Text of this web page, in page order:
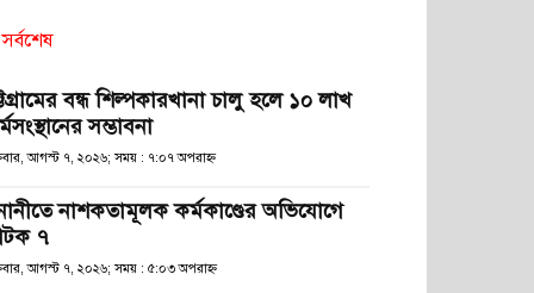
সর্বশেষ
বন্ধ শিল্পকারখানা চালু হলে ১০ লাখ
সম্ভাবনা
আগস্ট ৭, ২০২৬; সময় : ৭:০৭ অপরাহ্ণ
নাশকতামূলক কর্মকাণ্ডের অভিযোগে
৭
আগস্ট ৭, ২০২৬; সময় : ৫:০৩ অপরাহ্ণ